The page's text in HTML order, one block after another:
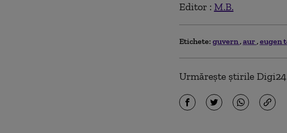
Editor : M.B.
Etichete: guvern aur eugen
Urmărește știrile